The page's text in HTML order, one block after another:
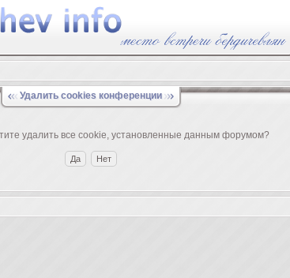
Удалить cookies конференции
удалить все cookie, установленные данным форумом?